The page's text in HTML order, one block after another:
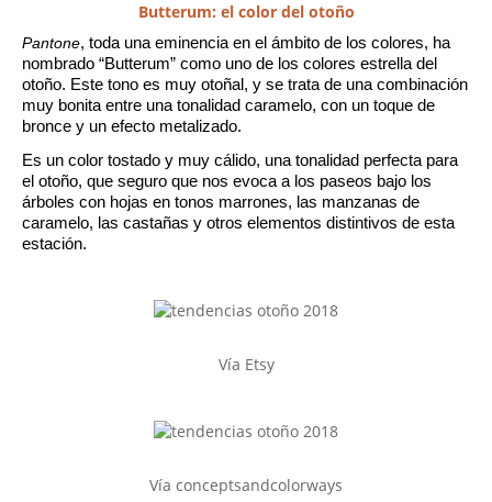
Butterum: el color del otoño
Pantone, toda una eminencia en el ámbito de los colores, ha
nombrado “Butterum” como uno de los colores estrella del
otoño. Este tono es muy otoñal, y se trata de una combinación
muy bonita entre una tonalidad caramelo, con un toque de
bronce y un efecto metalizado.
Es un color tostado y muy cálido, una tonalidad perfecta para
el otoño, que seguro que nos evoca a los paseos bajo los
árboles con hojas en tonos marrones, las manzanas de
caramelo, las castañas y otros elementos distintivos de esta
estación.
Vía Etsy
Vía conceptsandcolorways